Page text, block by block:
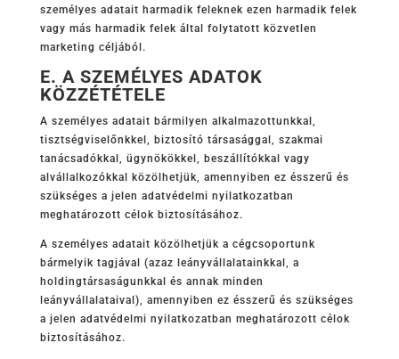
személyes adatait harmadik feleknek ezen harmadik felek
vagy más harmadik felek által folytatott közvetlen
marketing céljából.
E. A SZEMÉLYES ADATOK
KÖZZÉTÉTELE
A személyes adatait bármilyen alkalmazottunkkal,
tisztségviselőnkkel, biztosító társasággal, szakmai
tanácsadókkal, ügynökökkel, beszállítókkal vagy
alvállalkozókkal közölhetjük, amennyiben ez ésszerű és
szükséges a jelen adatvédelmi nyilatkozatban
meghatározott célok biztosításához.
A személyes adatait közölhetjük a cégcsoportunk
bármelyik tagjával (azaz leányvállalatainkkal, a
holdingtársaságunkkal és annak minden
leányvállalataival), amennyiben ez ésszerű és szükséges
a jelen adatvédelmi nyilatkozatban meghatározott célok
biztosításához.